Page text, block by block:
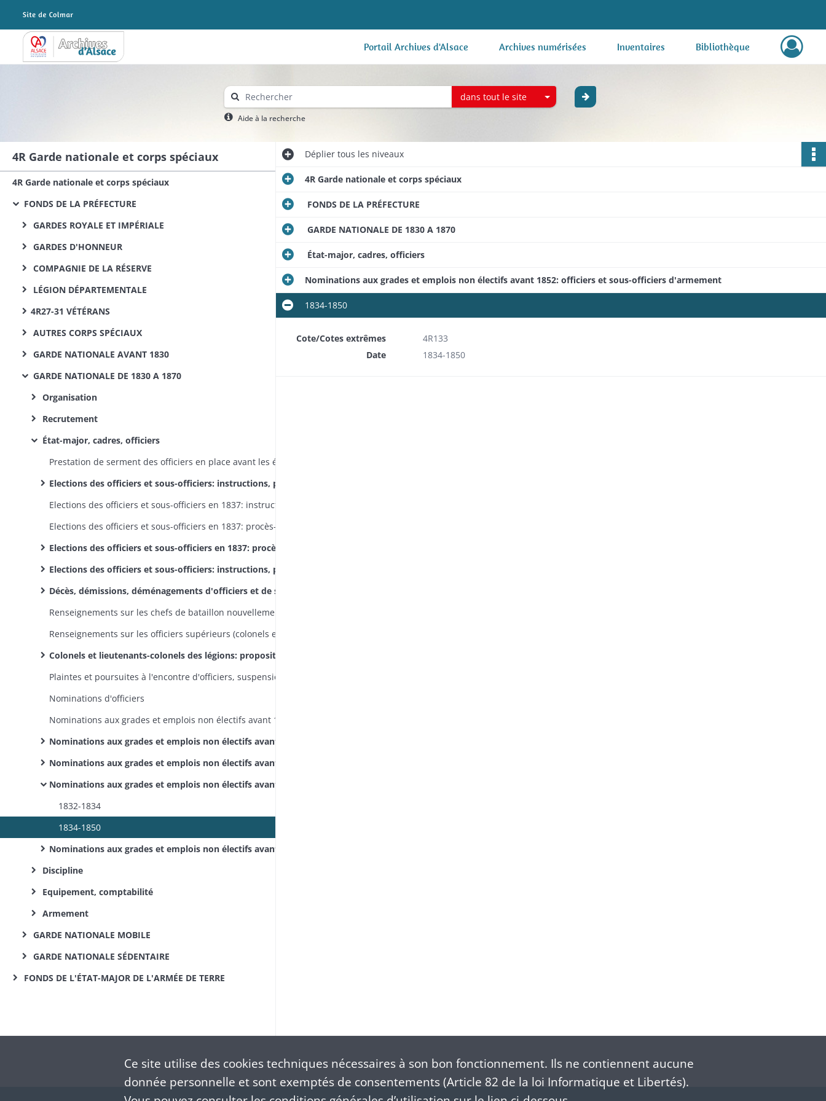
Archives Alsace - Colmar Portail Archives d'Alsace Archives numérisées Inventaires Bibliothèque
dans tout le site
Aide à la recherche
4R Garde nationale et corps spéciaux
4R Garde nationale et corps spéciaux
FONDS DE LA PRÉFECTURE
GARDES ROYALE ET IMPÉRIALE
GARDES D'HONNEUR
COMPAGNIE DE LA RÉSERVE
LÉGION DÉPARTEMENTALE
4R27-31 VÉTÉRANS
AUTRES CORPS SPÉCIAUX
GARDE NATIONALE AVANT 1830
GARDE NATIONALE DE 1830 A 1870
Organisation
Recrutement
État-major, cadres, officiers
Elections des officiers et sous-officiers: instructions, procès-verbaux, résultats, correspondance
Elections des officiers et sous-officiers en 1837: procès-verbaux d'élections pour l'arrondissement de Belfort (dossiers dans l'ordre alphabétique des communes)
Elections des officiers et sous-officiers: instructions, procès-verbaux, résultats, correspondance
Décès, démissions, déménagements d'officiers et de sous-officiers, élections partielles
Colonels et lieutenants-colonels des légions: propositions de candidatures, nominations, démissions
Nominations d'officiers
Nominations aux grades et emplois non électifs avant 1852: conseils d'administration des légions et bataillons
Nominations aux grades et emplois non électifs avant 1852: officiers et sous-officiers d'état-major
Nominations aux grades et emplois non électifs avant 1852: officiers et sous-officiers d'armement
1832-1834
1834-1850
Nominations aux grades et emplois non électifs avant 1852: secrétaires et rapporteurs des conseils de discipline
Discipline
Equipement, comptabilité
Armement
GARDE NATIONALE MOBILE
GARDE NATIONALE SÉDENTAIRE
FONDS DE L'ÉTAT-MAJOR DE L'ARMÉE DE TERRE
Dépliertous les niveaux
4R Garde nationale et corps spéciaux
FONDS DE LA PRÉFECTURE
GARDE NATIONALE DE 1830 A 1870
État-major, cadres, officiers
Nominations aux grades et emplois non électifs avant 1852: officiers et sous-officiers d'armement
1834-1850
Cote/Cotes extrêmes
4R133
Date
1834-1850
Ce site utilise des cookiestechniques nécessaires à son bon fonctionnement. Ils ne contiennent aucune
donnée personnelle et sont exemptés de consentements (Article 82 de la loi Informatique et Libertés).